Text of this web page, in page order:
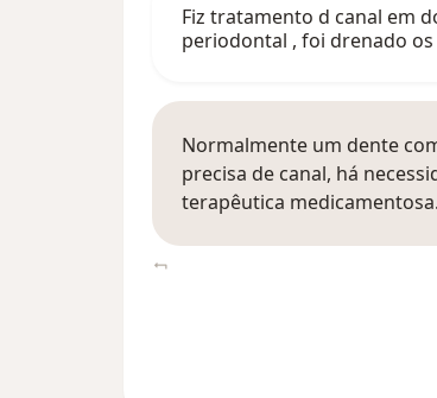
Fiz tratamento d canal em
periodontal , foi drenado
Normalmente um dente
precisa de canal, há
terapêutica medicamentosa.